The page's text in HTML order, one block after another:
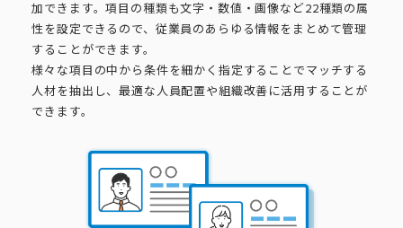
加できます。項目の種類も文字・数値・画像など22種類の属
性を設定できるので、従業員のあらゆる情報をまとめて管理
することができます。
様々な項目の中から条件を細かく指定することでマッチする
人材を抽出し、最適な人員配置や組織改善に活用することが
できます。